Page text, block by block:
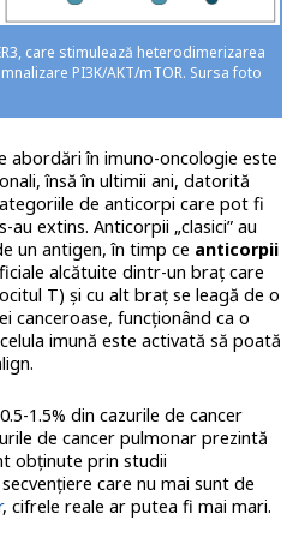
care stimulează heterodimerizarea
PI3K/AKT/mTOR. Sursa foto
abordări în imuno-oncologie este
însă în ultimii ani, datorită
de anticorpi care pot fi
extins. Anticorpii „clasici” au
un antigen, în timp ce anticorpii
alcătuite dintr-un braț care
T) și cu alt braț se leagă de o
canceroase, funcționând ca o
imună este activată să poată
1.5% din cazurile de cancer
de cancer pulmonar prezintă
obținute prin studii
care nu mai sunt de
, cifrele reale ar putea fi mai mari.